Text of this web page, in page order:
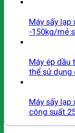
Máy sấy
-150kg/mẻ
Máy ép dầu
thể sử dụng
Máy sấy lạp
công suất